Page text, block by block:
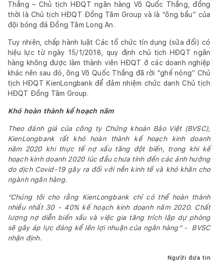
Thắng – Chủ tịch HĐQT ngân hàng Võ Quốc Thắng, đồng
thời là Chủ tịch HĐQT Đồng Tâm Group và là “ông bầu” của
đội bóng đá Đồng Tâm Long An.
Tuy nhiên, chấp hành luật Các tổ chức tín dụng (sửa đổi) có
hiệu lực từ ngày 15/1/2018, quy định chủ tịch HĐQT ngân
hàng không được làm thành viên HĐQT ở các doanh nghiệp
khác nên sau đó, ông Võ Quốc Thắng đã rời “ghế nóng” Chủ
tịch HĐQT KienLongbank để đảm nhiệm chức danh Chủ tịch
HĐQT Đồng Tâm Group.
Khó hoàn thành kế hoạch năm
Theo đánh giá của công ty Chứng khoán Bảo Việt (BVSC),
KienL ongbank rất khó hoàn thành kế hoạch kinh doanh
năm
2020 khi thực tế nợ xấu tăng đột biến, trong khi kế
hoạch kinh doanh 2020 lúc đầu chưa tính đến các ảnh hưởng
do dịch Covid-19 gây ra đối với nền kinh tế và khó khăn cho
ngành ngân hàng.
“Chúng tôi cho rằng KienL ongbank chỉ có thể hoàn thành
nhiều nhất 30 - 40% kế hoạch kinh doanh năm 2020. Chất
lượng nợ diễn biến xấu và việc gia tăng trích lập dự phòng
sẽ gây áp lực đáng kể lên lợi nhuận của ngân hàng” - BVSC
nhận định.
Người đưa tin